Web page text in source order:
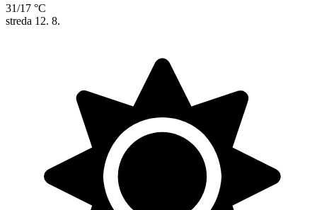
31/17 °C
streda 12. 8.